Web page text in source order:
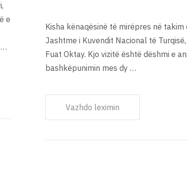
e
…
Kisha kënaqësinë të mirëpres në
Jashtme i Kuvendit Nacional të
Fuat Oktay. Kjo vizitë është dëshmi e
bashkëpunimin mes dy …
Vazhdo leximin